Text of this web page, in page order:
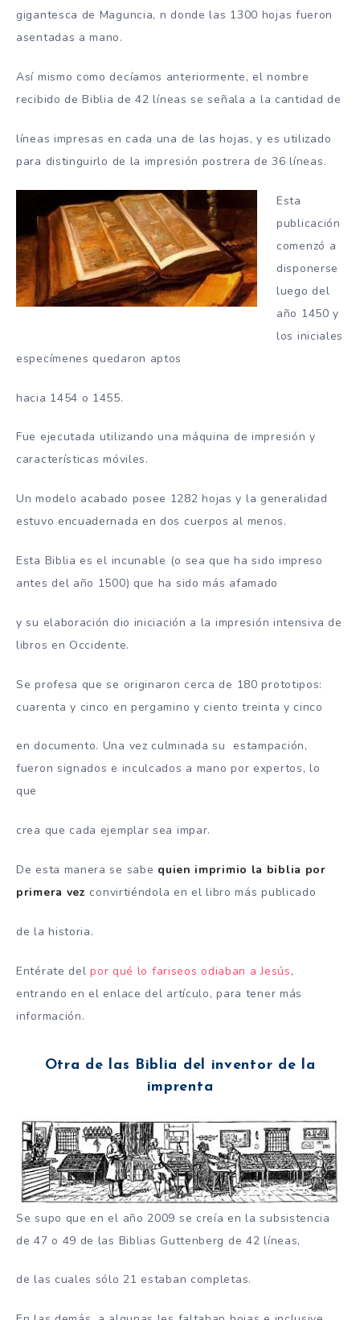
gigantesca de Maguncia, n donde las 1300 hojas fueron
asentadas a mano.
Así mismo como decíamos anteriormente, el nombre
recibido de Biblia de 42 líneas se señala a la cantidad de
líneas impresas en cada una de las hojas, y es utilizado
para distinguirlo de la impresión postrera de 36 líneas.
Esta
publicación
comenzó a
disponerse
luego del
año 1450 y
los iniciales
especímenes quedaron aptos
hacia 1454 o 1455.
Fue ejecutada utilizando una máquina de impresión y
características móviles.
Un modelo acabado posee 1282 hojas y la generalidad
estuvo encuadernada en dos cuerpos al menos.
Esta Biblia es el incunable (o sea que ha sido impreso
antes del año 1500) que ha sido más afamado
y su elaboración dio iniciación a la impresión intensiva de
libros en Occidente.
Se profesa que se originaron cerca de 180 prototipos:
cuarenta y cinco en pergamino y ciento treinta y cinco
en documento. Una vez culminada su estampación,
fueron signados e inculcados a mano por expertos, lo
que
crea que cada ejemplar sea impar.
De esta manera se sabe quien imprimio la biblia por
primera vez convirtiéndola en el libro más publicado
de la historia.
Entérate delpor qué lo fariseos odiaban a Jesús,
entrando en el enlace del artículo, para tener más
información.
Otra de las Biblia del inventor de la
imprenta
Se supo que en el año 2009 se creía en la subsistencia
de 47 o 49 de las Biblias Guttenberg de 42 líneas,
de las cuales sólo 21 estaban completas.